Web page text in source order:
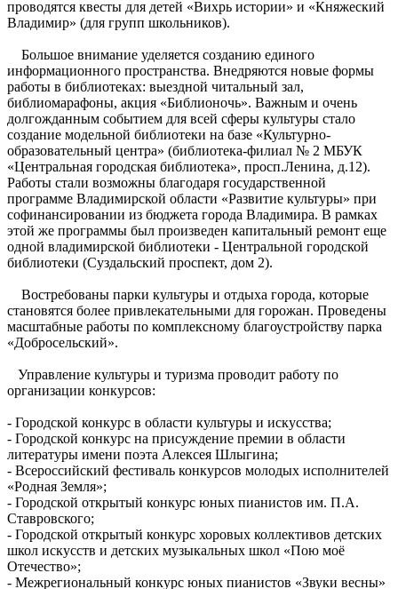
проводятся квесты для детей «Вихрь истории» и «Княжеский
Владимир» (для групп школьников).
Большое внимание уделяется созданию единого
информационного пространства. Внедряются новые формы
работы в библиотеках: выездной читальный зал,
библиомарафоны, акция «Библионочь». Важным и очень
долгожданным событием для всей сферы культуры стало
создание модельной библиотеки на базе «Культурно-
образовательный центра» (библиотека-филиал № 2 МБУК
«Центральная городская библиотека», просп.Ленина, д.12).
Работы стали возможны благодаря государственной
программе Владимирской области «Развитие культуры» при
софинансировании из бюджета города Владимира. В рамках
этой же программы был произведен капитальный ремонт еще
одной владимирской библиотеки - Центральной городской
библиотеки (Суздальский проспект, дом 2).
Востребованы парки культуры и отдыха города, которые
становятся более привлекательными для горожан. Проведены
масштабные работы по комплексному благоустройству парка
«Добросельский».
Управление культуры и туризма проводит работу по
организации конкурсов:
- Городской конкурс в области культуры и искусства;
- Городской конкурс на присуждение премии в области
литературы имени поэта Алексея Шлыгина;
- Всероссийский фестиваль конкурсов молодых исполнителей
«Родная Земля»;
- Городской открытый конкурс юных пианистов им. П.А.
Ставровского;
- Городской открытый конкурс хоровых коллективов детских
школ искусств и детских музыкальных школ «Пою моё
Отечество»;
- Межрегиональный конкурс юных пианистов «Звуки весны»